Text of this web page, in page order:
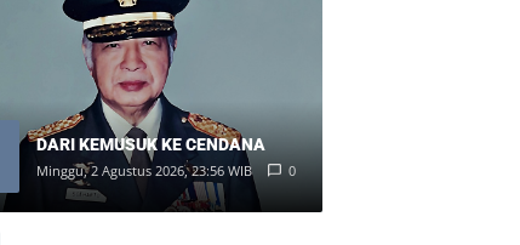
DARI KEMUSUK KE CENDANA
Minggu, 2 Agustus 2026, 23:56 WIB 0